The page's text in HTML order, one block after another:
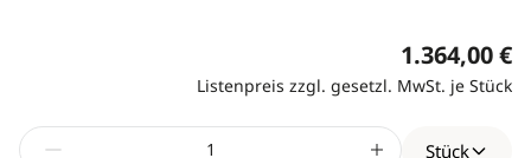
1.364,00 €
Listenpreis zzgl. gesetzl. MwSt. je Stück
Stück